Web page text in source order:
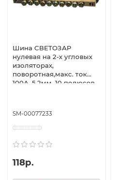
Шина СВЕТОЗАР
нулевая на 2-х угловых
изоляторах,
поворотная,макс. ток
100А, 5,2мм, 10 полюсов
SM-00077233
118р.